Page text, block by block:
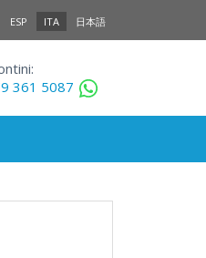
ESP ITA 日本語
361 5087